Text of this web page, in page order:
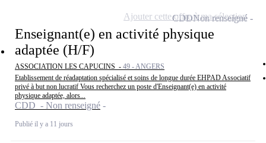
Enseignant(e) en activité physique
adaptée (H/F)
ASSOCIATION LES CAPUCINS - 49 - ANGERS
Etablissement de réadaptation spécialisé et soins de longue durée EHPAD Associatif
privé à but non lucratif Vous recherchez un poste d'Enseignant(e) en activité
physique adaptée, alors...
CDD - Non renseigné
Publié il y a 11 jours
CDDNon renseigné
Ajouter cette offre à ma sélection